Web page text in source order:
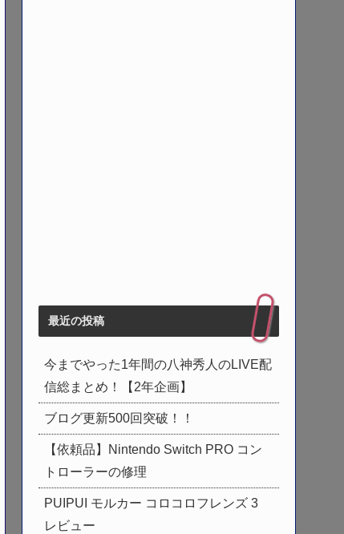
最近の投稿
今までやった1年間の八神秀人のLIVE配
信総まとめ！【2年企画】
ブログ更新500回突破！！
【依頼品】Nintendo Switch PRO コン
トローラーの修理
PUIPUI モルカー コロコロフレンズ 3
レビュー